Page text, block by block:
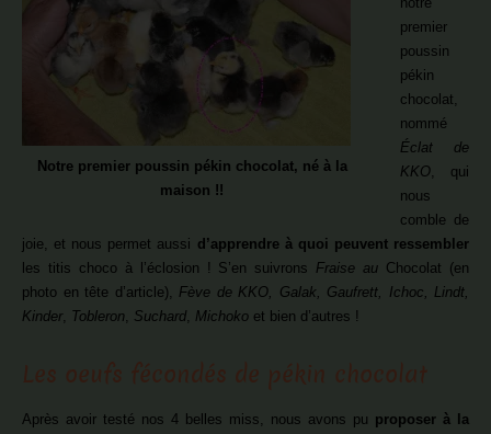
Notre premier poussin pékin chocolat, né à la
maison !!
premier
poussin
pékin
chocolat,
nommé
Éclat de
KKO, qui
nous
comble de
joie, et nous permet aussi d’apprendre à quoi peuvent ressembler
les titis choco à l’éclosion ! S’en suivrons Fraise au Chocolat (en
photo en tête d’article), Fève de KKO, Galak, Gaufrett, Ichoc, Lindt,
Kinder, Tobleron, Suchard, Michoko et bien d’autres !
Après avoir testé nos 4 belles miss, nous avons pu proposer à la